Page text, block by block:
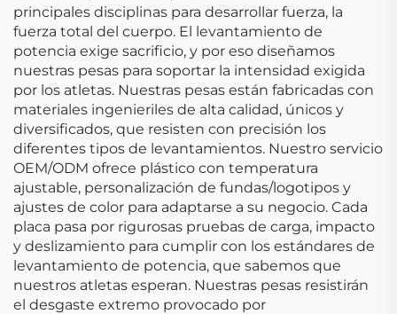
principales disciplinas para desarrollar fuerza, la
fuerza total del cuerpo. El levantamiento de
potencia exige sacrificio, y por eso diseñamos
nuestras pesas para soportar la intensidad exigida
por los atletas. Nuestras pesas están fabricadas con
materiales ingenieriles de alta calidad, únicos y
diversificados, que resisten con precisión los
diferentes tipos de levantamientos. Nuestro servicio
OEM/ODM ofrece plástico con temperatura
ajustable, personalización de fundas/logotipos y
ajustes de color para adaptarse a su negocio. Cada
placa pasa por rigurosas pruebas de carga, impacto
y deslizamiento para cumplir con los estándares de
levantamiento de potencia, que sabemos que
nuestros atletas esperan. Nuestras pesas resistirán
el desgaste extremo provocado por